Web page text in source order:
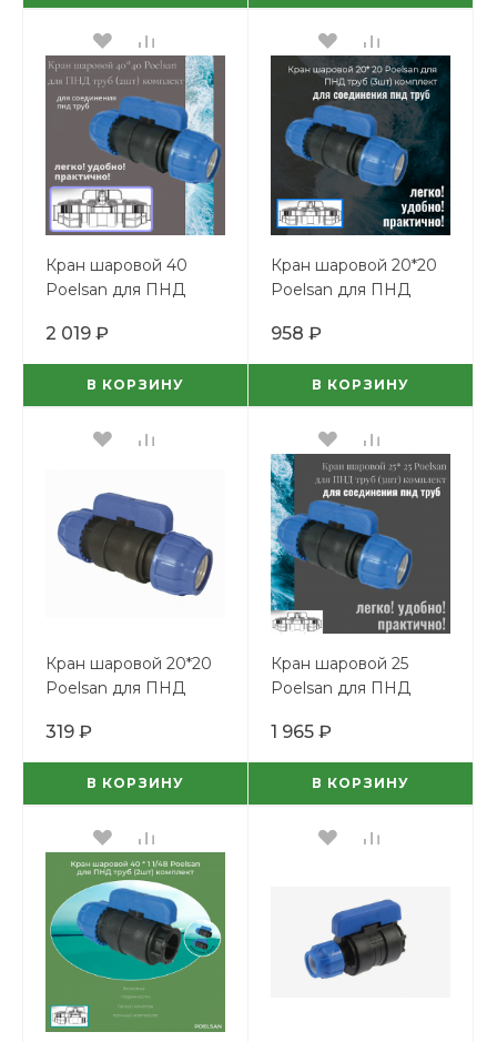
Кран шаровой 40
Poelsan для ПНД
2 019 ₽
В КОРЗИНУ
Кран шаровой 20*20
Poelsan для ПНД
958 ₽
В КОРЗИНУ
Кран шаровой 20*20
Poelsan для ПНД
319 ₽
В КОРЗИНУ
Кран шаровой 25
Poelsan для ПНД
1 965 ₽
В КОРЗИНУ